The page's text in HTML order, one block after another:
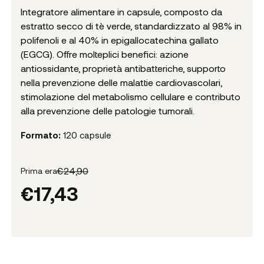
Integratore alimentare in capsule, composto da
estratto secco di tè verde, standardizzato al 98% in
polifenoli e al 40% in epigallocatechina gallato
(EGCG). Offre molteplici benefici: azione
antiossidante, proprietà antibatteriche, supporto
nella prevenzione delle malattie cardiovascolari,
stimolazione del metabolismo cellulare e contributo
alla prevenzione delle patologie tumorali.
Formato: 120 capsule
Prima era€24,90
€17,43